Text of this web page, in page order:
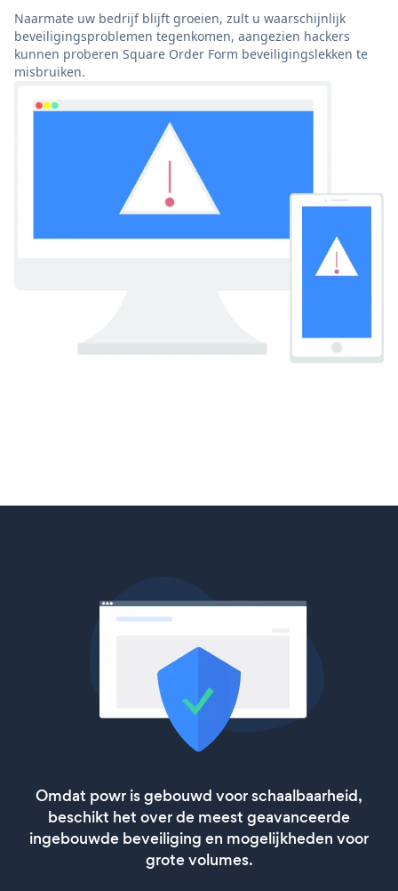
Naarmate uw bedrijf blijft groeien, zult u waarschijnlijk
beveiligingsproblemen tegenkomen, aangezien hackers
kunnen proberen Square Order Form beveiligingslekken te
misbruiken.
Omdat powr is gebouwd voor schaalbaarheid,
beschikt het over de meest geavanceerde
ingebouwde beveiliging en mogelijkheden voor
grote volumes.